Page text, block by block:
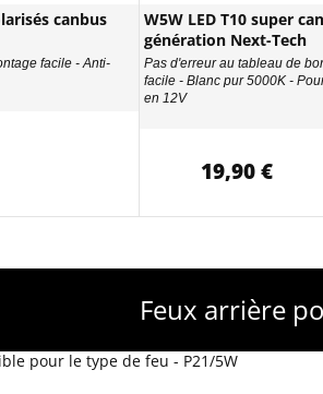
canbus
facile - Anti-
W5W LED T10 super
génération Next-Tech
Pas d'erreur au tableau de
facile - Blanc pur 5000K -
en 12V
19,90 €
Feux arrière
pour le type de feu - P21/5W